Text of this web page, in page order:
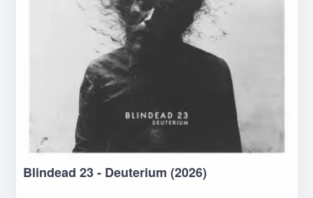
Blindead 23 - Deuterium (2026)